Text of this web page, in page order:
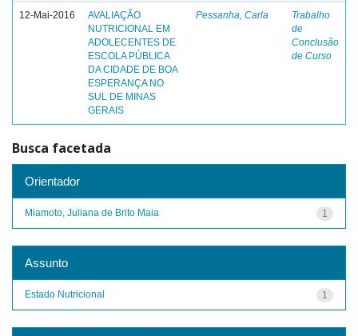
12-Mai-2016
AVALIAÇÃO
NUTRICIONAL EM
ADOLECENTES DE
ESCOLA PÚBLICA
DA CIDADE DE BOA
ESPERANÇA NO
SUL DE MINAS
GERAIS
Pessanha, Carla
Trabalho
de
Conclusão
de Curso
Busca facetada
Orientador
1
Miamoto, Juliana de Brito Maia
Assunto
1
Estado Nutricional